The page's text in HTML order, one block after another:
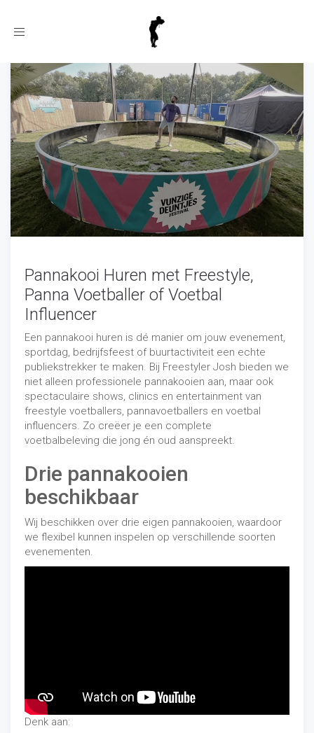
Toggle
Pannakooi Huren met Freestyle,
Panna Voetballer of Voetbal
Influencer
Een pannakooi huren is dé manier om jouw evenement,
sportdag, bedrijfsfeest of buurtactiviteit een echte
publiekstrekker te maken. Bij Freestyler Josh bieden we
niet alleen professionele pannakooien aan, maar ook
spectaculaire shows, clinics en entertainment van
freestyle voetballers, pannavoetballers en voetbal
influencers. Zo creëer je een complete
voetbalbeleving die jong én oud aanspreekt.
Drie pannakooien
beschikbaar
Wij beschikken over drie eigen pannakooien, waardoor
we flexibel kunnen inspelen op verschillende soorten
evenementen.
Denk aan: